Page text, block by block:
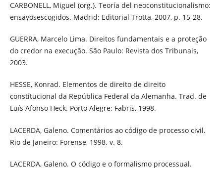
CARBONELL, Miguel (org.). Teoría del neoconstitucionalismo:
ensayosescogidos. Madrid: Editorial Trotta, 2007, p. 15-28.
GUERRA, Marcelo Lima. Direitos fundamentais e a proteção
do credor na execução. São Paulo: Revista dos Tribunais,
2003.
HESSE, Konrad. Elementos de direito de direito
constitucional da República Federal da Alemanha. Trad. de
Luís Afonso Heck. Porto Alegre: Fabris, 1998.
LACERDA, Galeno. Comentários ao código de processo civil.
Rio de Janeiro: Forense, 1998. v. 8.
LACERDA, Galeno. O código e o formalismo processual.